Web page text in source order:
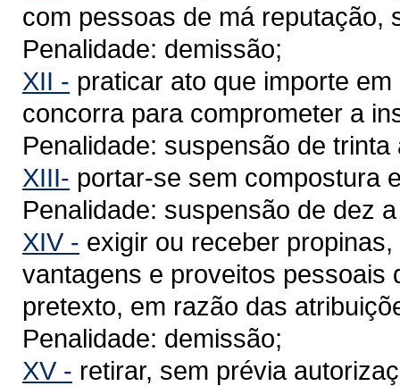
com pessoas de má reputação,
Penalidade: demissão;
XII - praticar ato que importe
concorra para comprometer a
Penalidade: suspensão de
XIII- portar-se sem compostura
Penalidade: suspensão de dez
XIV - exigir ou receber
vantagens e proveitos pessoais
pretexto, em razão das
Penalidade: demissão;
XV - retirar, sem prévia